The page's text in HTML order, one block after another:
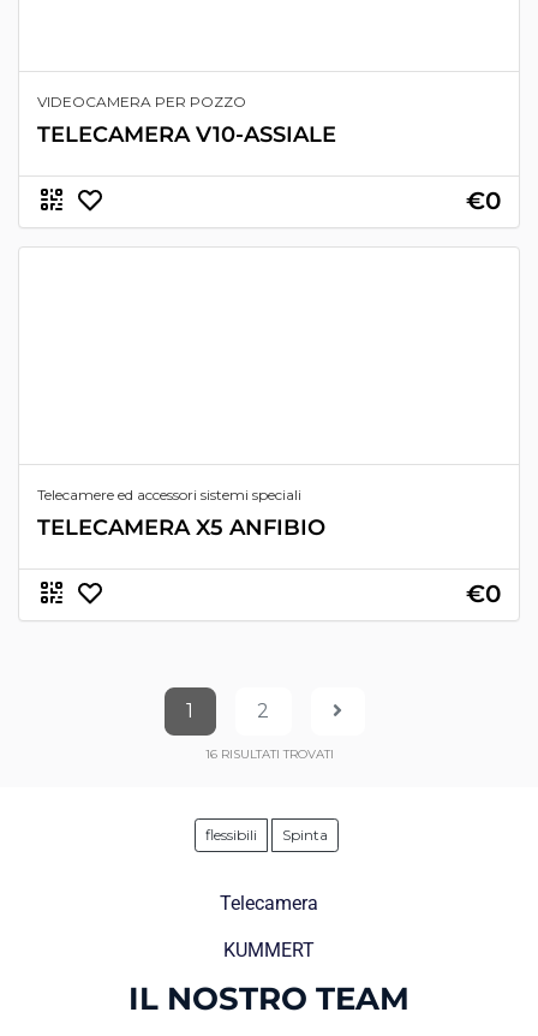
VIDEOCAMERA PER POZZO
TELECAMERA V10-ASSIALE
€0
Telecamere ed accessori sistemi speciali
TELECAMERA X5 ANFIBIO
€0
1 2
16RISULTATI TROVATI
flessibili Spinta
Telecamera
KUMMERT
IL NOSTRO TEAM